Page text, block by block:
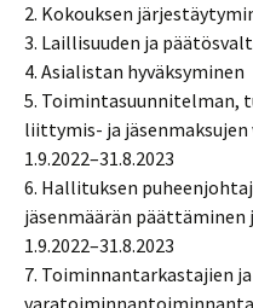
2. Kokouksen
3. Laillisuuden ja
4. Asialistan hyväksyminen
5. Toimintasuunnitelman,
liittymis- ja jäsenmaksujen
1.9.2022–31.8.2023
6. Hallituksen
jäsenmäärän päättäminen
1.9.2022–31.8.2023
7. Toiminnantarkastajien ja